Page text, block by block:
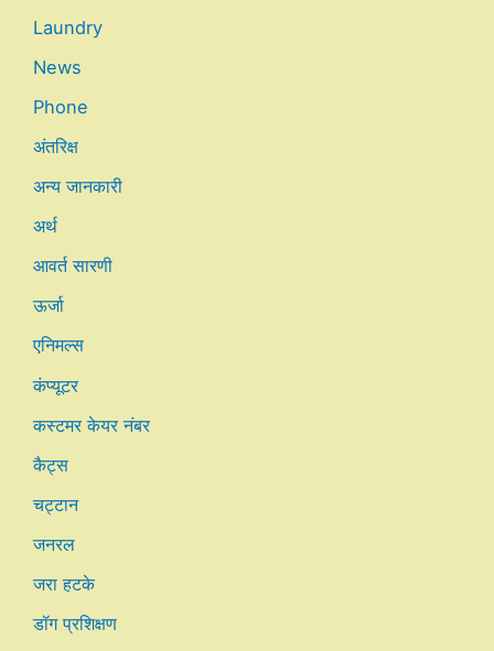
Laundry
News
Phone
अंतरिक्ष
अन्य जानकारी
अर्थ
आवर्त सारणी
ऊर्जा
एनिमल्स
कंप्यूटर
कस्टमर केयर नंबर
कैट्स
चट्टान
जनरल
जरा हटके
डॉग प्रशिक्षण